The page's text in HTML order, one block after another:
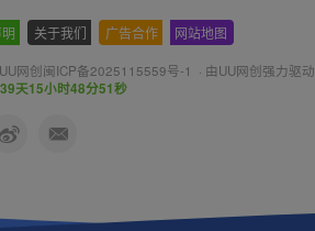
关于我们 广告合作 网站地图
UU网创闽ICP备2025115559号-1 · 由UU网创强力驱动.
天15小时48分52秒